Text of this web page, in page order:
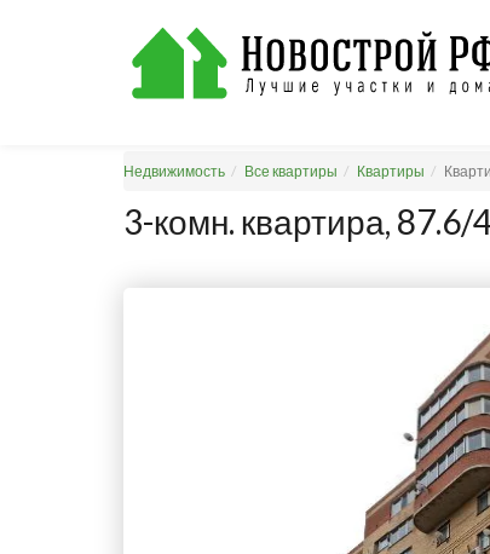
Недвижимость Все квартиры Квартиры
3-комн. квартира, 87.6/